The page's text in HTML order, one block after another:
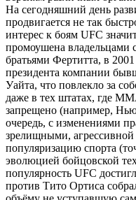
На сегодняшний день
продвигается не так
интерес к боям UFC
промоушена владельцами
братьями Фертитта, в
президента компании
Уайта, что повлекло за
даже в тех штатах, где
запрещено (например,
очередь, с изменениями
зрелищными,
популяризацию спорта
эволюцией бойцовской
популярность UFC
против Тито Ортиса